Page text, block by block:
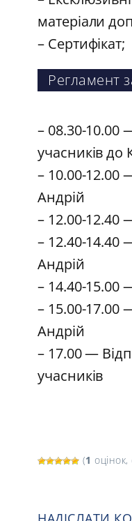
матеріали
– Сертифікат;
Регламент
– 08.30-10.00
учасників до
– 10.00-12.00
Андрій
– 12.00-12.40
– 12.40-14.40
Андрій
– 14.40-15.00
– 15.00-17.00
Андрій
– 17.00 —
учасників
(1